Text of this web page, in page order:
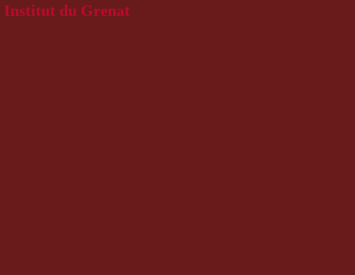
Institut du Grenat